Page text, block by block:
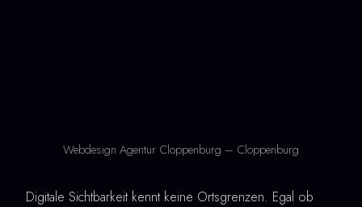
Webdesign Agentur Cloppenburg – Cloppenburg
Digitale Sichtbarkeit kennt keine Ortsgrenzen. Egal ob